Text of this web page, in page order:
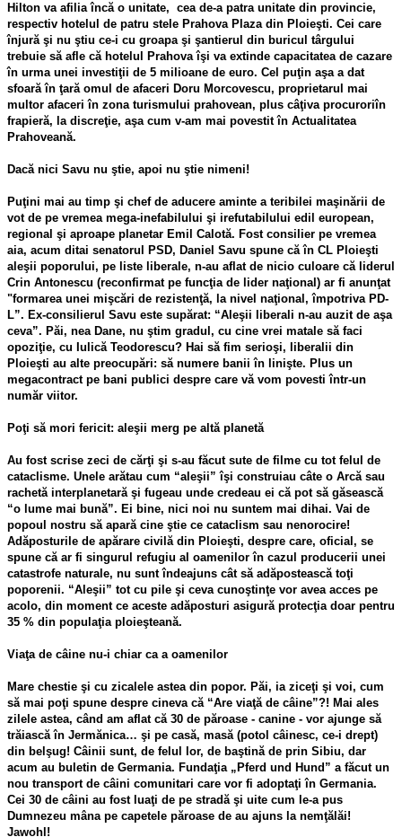
Hilton va afilia încă o unitate, cea de-a patra unitate din provincie,
respectiv hotelul de patru stele Prahova Plaza din Ploieşti. Cei care
înjură şi nu ştiu ce-i cu groapa şi şantierul din buricul târgului
trebuie să afle că hotelul Prahova îşi va extinde capacitatea de cazare
în urma unei investiţii de 5 milioane de euro. Cel puţin aşa a dat
sfoară în ţară omul de afaceri Doru Morcovescu, proprietarul mai
multor afaceri în zona turismului prahovean, plus câţiva procuroriîn
frapieră, la discreţie, aşa cum v-am mai povestit în Actualitatea
Prahoveană.
Dacă nici Savu nu ştie, apoi nu ştie nimeni!
Puţini mai au timp şi chef de aducere aminte a teribilei maşinării de
vot de pe vremea mega-inefabilului şi irefutabilului edil european,
regional şi aproape planetar Emil Calotă. Fost consilier pe vremea
aia, acum ditai senatorul PSD, Daniel Savu spune că în CL Ploieşti
aleşii poporului, pe liste liberale, n-au aflat de nicio culoare că liderul
Crin Antonescu (reconfirmat pe funcţia de lider naţional) ar fi anunţat
"formarea unei mişcări de rezistenţă, la nivel naţional, împotriva PD-
L”. Ex-consilierul Savu este supărat: “Aleşii liberali n-au auzit de aşa
ceva”. Păi, nea Dane, nu ştim gradul, cu cine vrei matale să faci
opoziţie, cu Iulică Teodorescu? Hai să fim serioşi, liberalii din
Ploieşti au alte preocupări: să numere banii în linişte. Plus un
megacontract pe bani publici despre care vă vom povesti într-un
număr viitor.
Poţi să mori fericit: aleşii merg pe altă planetă
Au fost scrise zeci de cărţi şi s-au făcut sute de filme cu tot felul de
cataclisme. Unele arătau cum “aleşii” îşi construiau câte o Arcă sau
rachetă interplanetară şi fugeau unde credeau ei că pot să găsească
“o lume mai bună”. Ei bine, nici noi nu suntem mai dihai. Vai de
popoul nostru să apară cine ştie ce cataclism sau nenorocire!
Adăposturile de apărare civilă din Ploieşti, despre care, oficial, se
spune că ar fi singurul refugiu al oamenilor în cazul producerii unei
catastrofe naturale, nu sunt îndeajuns cât să adăpostească toţi
poporenii. “Aleşii” tot cu pile şi ceva cunoştinţe vor avea acces pe
acolo, din moment ce aceste adăposturi asigură protecţia doar pentru
35 % din populaţia ploieşteană.
Viaţa de câine nu-i chiar ca a oamenilor
Mare chestie şi cu zicalele astea din popor. Păi, ia ziceţi şi voi, cum
să mai poţi spune despre cineva că “Are viaţă de câine”?! Mai ales
zilele astea, când am aflat că 30 de păroase - canine - vor ajunge să
trăiască în Jermănica… şi pe casă, masă (potol câinesc, ce-i drept)
din belşug! Câinii sunt, de felul lor, de baştină de prin Sibiu, dar
acum au buletin de Germania. Fundaţia „Pferd und Hund” a făcut un
nou transport de câini comunitari care vor fi adoptaţi în Germania.
Cei 30 de câini au fost luaţi de pe stradă şi uite cum le-a pus
Dumnezeu mâna pe capetele păroase de au ajuns la nemţălăi!
Jawohl!